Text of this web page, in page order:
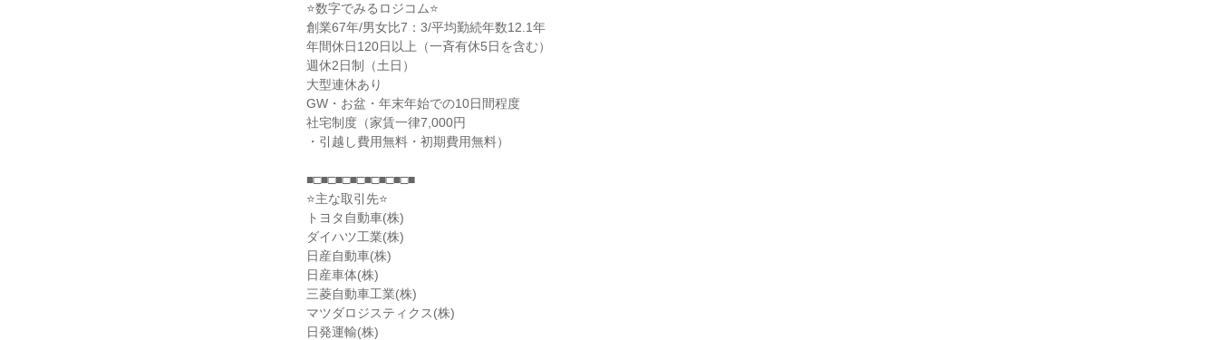
⭐数字でみるロジコム⭐
創業67年/男女比7：3/平均勤続年数12.1年
年間休日120日以上（一斉有休5日を含む）
週休2日制（土日）
大型連休あり
GW・お盆・年末年始での10日間程度
社宅制度（家賃一律7,000円
・引越し費用無料・初期費用無料）
■□■□■□■□■□■□■□■
⭐主な取引先⭐
トヨタ自動車(株)
ダイハツ工業(株)
日産自動車(株)
日産車体(株)
三菱自動車工業(株)
マツダロジスティクス(株)
日発運輸(株)